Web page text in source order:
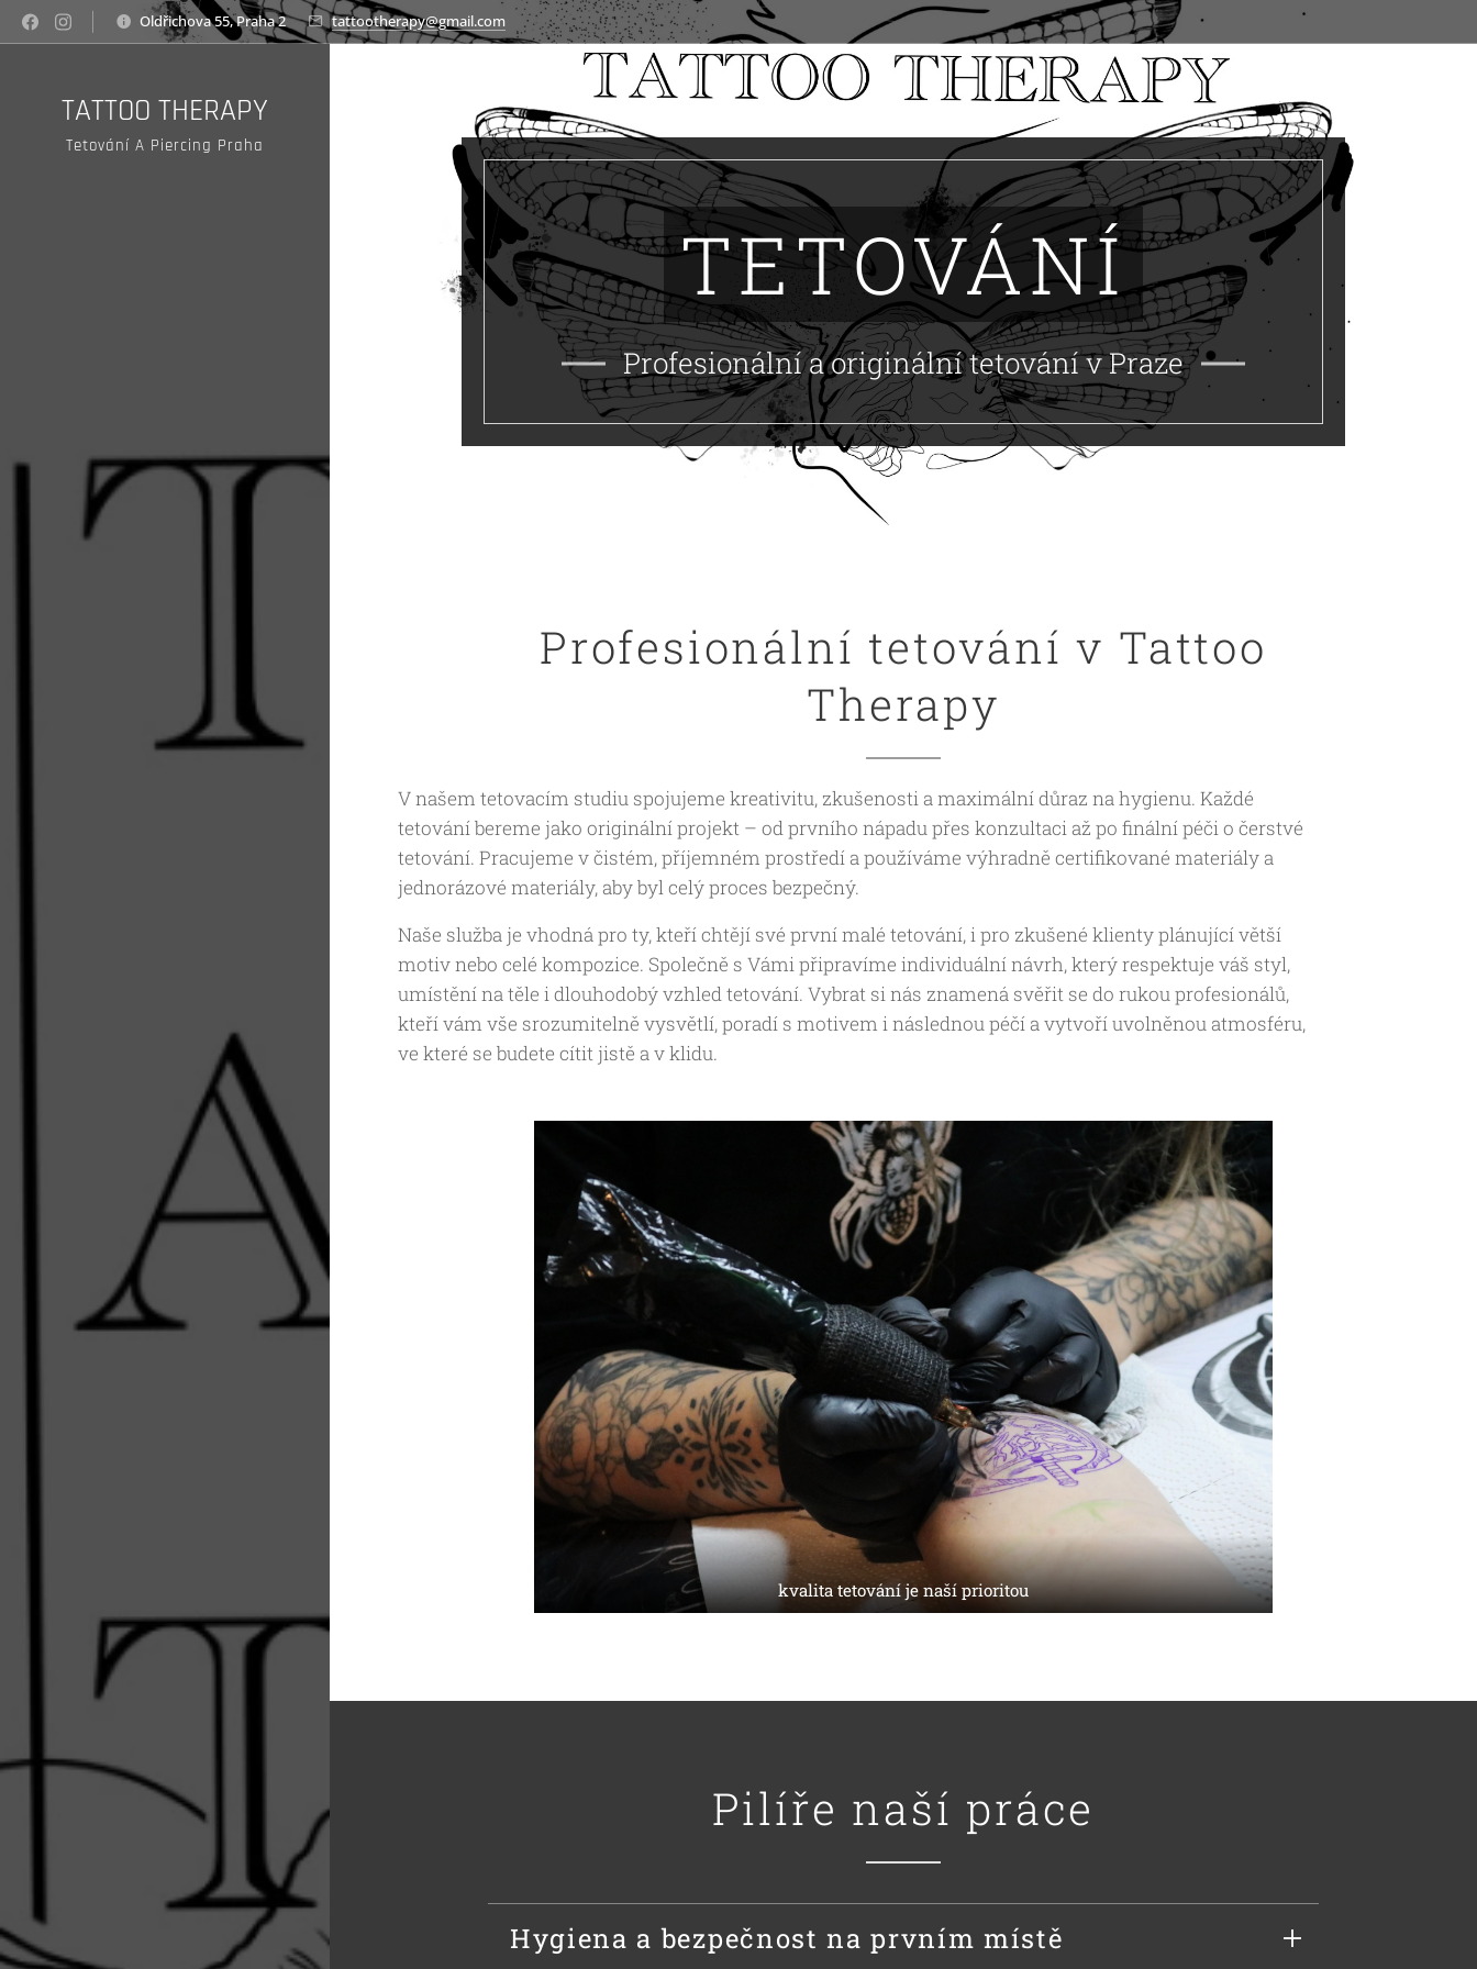
Oldřichova 55, Praha 2 tattootherapy@gmail.com
TATTOO THERAPY
Tetování A Piercing Praha
TETOVÁNÍ
Profesionální a originální tetování v Praze
Profesionální tetování v Tattoo
Therapy
V našem tetovacím studiu spojujeme kreativitu, zkušenosti a maximální důraz na hygienu. Každé
tetování bereme jako originální projekt – od prvního nápadu přes konzultaci až po finální péči o čerstvé
tetování. Pracujeme v čistém, příjemném prostředí a používáme výhradně certifikované materiály a
jednorázové materiály, aby byl celý proces bezpečný.
Naše služba je vhodná pro ty, kteří chtějí své první malé tetování, i pro zkušené klienty plánující větší
motiv nebo celé kompozice. Společně s Vámi připravíme individuální návrh, který respektuje váš styl,
umístění na těle i dlouhodobý vzhled tetování. Vybrat si nás znamená svěřit se do rukou profesionálů,
kteří vám vše srozumitelně vysvětlí, poradí s motivem i následnou péčí a vytvoří uvolněnou atmosféru,
ve které se budete cítit jistě a v klidu.
kvalita tetování je naší prioritou
Pilíře naší práce
Hygiena a bezpečnost na prvním místě